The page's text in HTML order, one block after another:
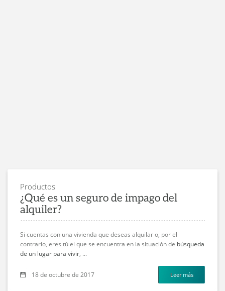
Productos
¿Qué es un seguro de impago del
alquiler?
Si cuentas con una vivienda que deseas alquilar o, por el
contrario, eres tú el que se encuentra en la situación de búsqueda
de un lugar para vivir, ...
18 de octubre de 2017 Leer más